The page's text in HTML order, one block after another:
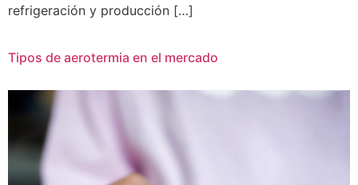
refrigeración y producción […]
Tipos de aerotermia en el mercado